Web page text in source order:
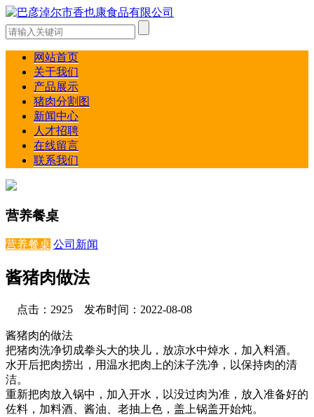
网站首页
关于我们
产品展示
猪肉分割图
新闻中心
人才招聘
在线留言
联系我们
营养餐桌
营养餐桌 公司新闻
酱猪肉做法
点击：2925 发布时间：2022-08-08
酱猪肉的做法
把猪肉洗净切成拳头大的块儿，放凉水中焯水，加入料酒。
水开后把肉捞出，用温水把肉上的沫子洗净，以保持肉的清
洁。
重新把肉放入锅中，加入开水，以没过肉为准，放入准备好的
佐料，加料酒、酱油、老抽上色，盖上锅盖开始炖。